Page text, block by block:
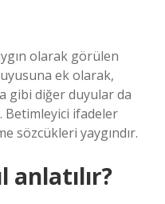
olarak görülen
ek olarak,
gibi diğer duyular da
Betimleyici ifadeler
sözcükleri yaygındır.
anlatılır?